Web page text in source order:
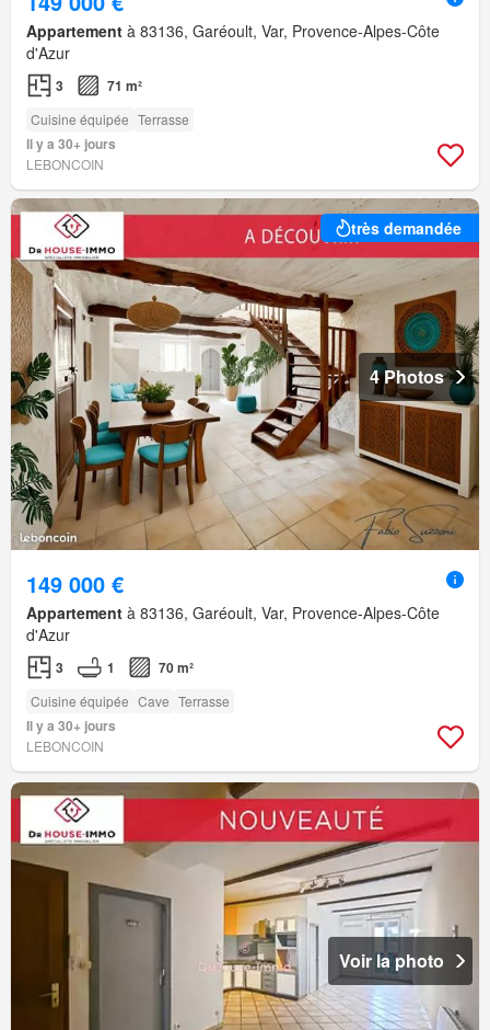
Appartement à 83136, Garéoult, Var, Provence-Alpes-Côte
d'Azur
3 71 m²
Cuisine équipée Terrasse
Il y a 30+ jours
LEBONCOIN
très demandée
4 Photos
149 000 €
Appartement à 83136, Garéoult, Var, Provence-Alpes-Côte
d'Azur
3 1 70 m²
Cuisine équipée Cave Terrasse
Il y a 30+ jours
LEBONCOIN
Voir la photo